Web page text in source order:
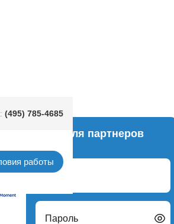
(495) 785-4685
работы
Вход для партнеров
Логин
Пароль